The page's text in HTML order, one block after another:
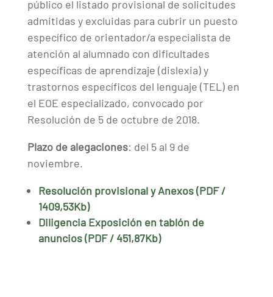
público el listado provisional de solicitudes
admitidas y excluidas para cubrir un puesto
específico de orientador/a especialista de
atención al alumnado con dificultades
específicas de aprendizaje (dislexia) y
trastornos específicos del lenguaje (TEL) en
el EOE especializado, convocado por
Resolución de 5 de octubre de 2018.
Plazo de alegaciones: del 5 al 9 de
noviembre.
Resolución provisional y Anexos (PDF /
1409,53Kb)
Diligencia Exposición en tablón de
anuncios (PDF / 451,87Kb)